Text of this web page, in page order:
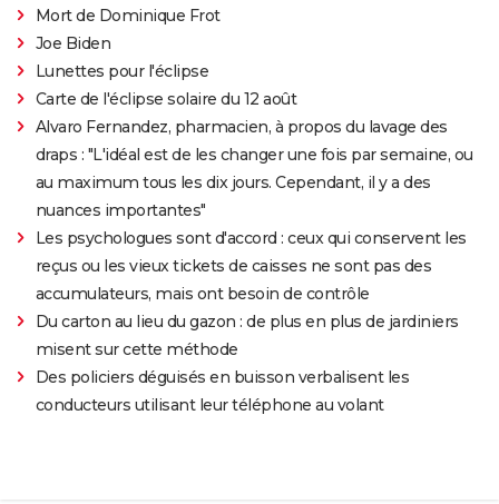
Mort de Dominique Frot
Joe Biden
Lunettes pour l'éclipse
Carte de l'éclipse solaire du 12 août
Alvaro Fernandez, pharmacien, à propos du lavage des
draps : "L'idéal est de les changer une fois par semaine, ou
au maximum tous les dix jours. Cependant, il y a des
nuances importantes"
Les psychologues sont d'accord : ceux qui conservent les
reçus ou les vieux tickets de caisses ne sont pas des
accumulateurs, mais ont besoin de contrôle
Du carton au lieu du gazon : de plus en plus de jardiniers
misent sur cette méthode
Des policiers déguisés en buisson verbalisent les
conducteurs utilisant leur téléphone au volant